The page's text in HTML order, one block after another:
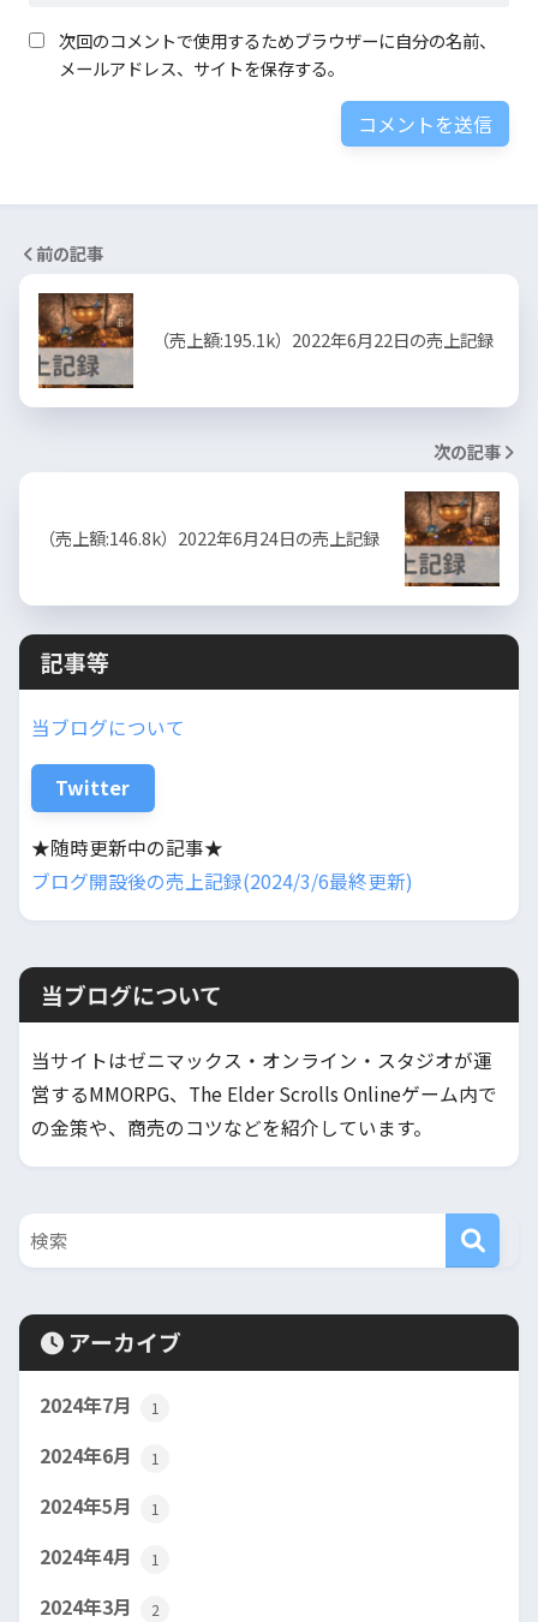
次回のコメントで使用するためブラウザーに自分の名前、
メールアドレス、サイトを保存する。
前の記事
（売上額:195.1k）2022年6月22日の売上記録
次の記事
（売上額:146.8k）2022年6月24日の売上記録
記事等
当ブログについて
Twitter
★随時更新中の記事★
ブログ開設後の売上記録(2024/3/6最終更新)
当ブログについて
当サイトはゼニマックス・オンライン・スタジオが運
営するMMORPG、The Elder Scrolls Onlineゲーム内で
の金策や、商売のコツなどを紹介しています。
アーカイブ
2024年7月 1
2024年6月 1
2024年5月 1
2024年4月 1
2024年3月 2